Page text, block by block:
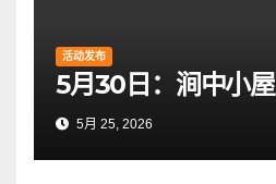
活动发布
5月30日：涧中小屋
5月 25, 2026